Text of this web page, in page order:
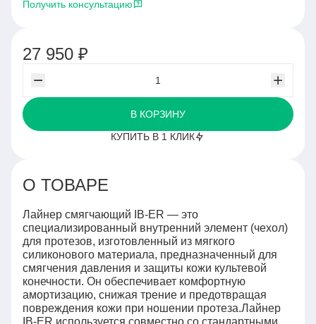
Получить консультацию
27 950 ₽
В КОРЗИНУ
КУПИТЬ В 1 КЛИК
О ТОВАРЕ
Лайнер смягчающий IB-ER — это
специализированный внутренний элемент (чехол)
для протезов, изготовленный из мягкого
силиконового материала, предназначенный для
смягчения давления и защиты кожи культевой
конечности. Он обеспечивает комфортную
амортизацию, снижая трение и предотвращая
повреждения кожи при ношении протеза.Лайнер
IB-ER используется совместно со стандартными